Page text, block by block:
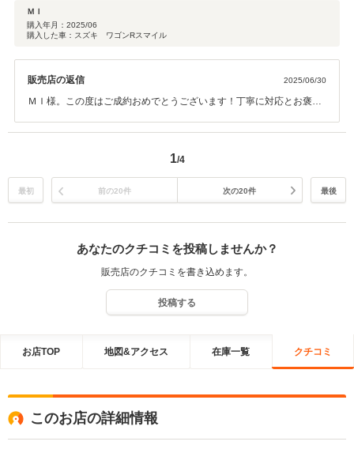
ＭＩ
購入年月： 2025/06
購入した車：スズキ ワゴンRスマイル
販売店の返信 2025/06/30
ＭＩ様。この度はご成約おめでとうございます！丁寧に対応とお褒め
点検・オイル交換等に対応している工場がございますので、今後とも
1/4
最初 前の20件 次の20件 最後
あなたのクチコミを投稿しませんか？
販売店のクチコミを書き込めます。
投稿する
お店TOP 地図&アクセス 在庫一覧 クチコミ
このお店の詳細情報